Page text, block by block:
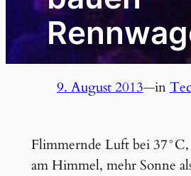
9. August 2013—in
Flimmernde Luft bei
am Himmel, mehr Sonne